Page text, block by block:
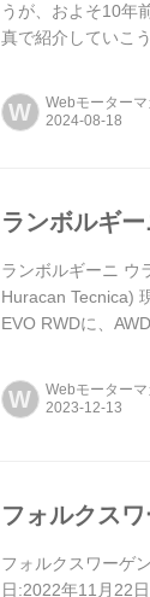
うが、およそ10年
真で紹介していこ
W Webモーターマ
ランボルギ
ランボルギーニ ウ
Huracan Tecnica)
EVO RWDに、
W Webモーターマ
フォルクス
フォルクスワーゲ
日:2022年11月22